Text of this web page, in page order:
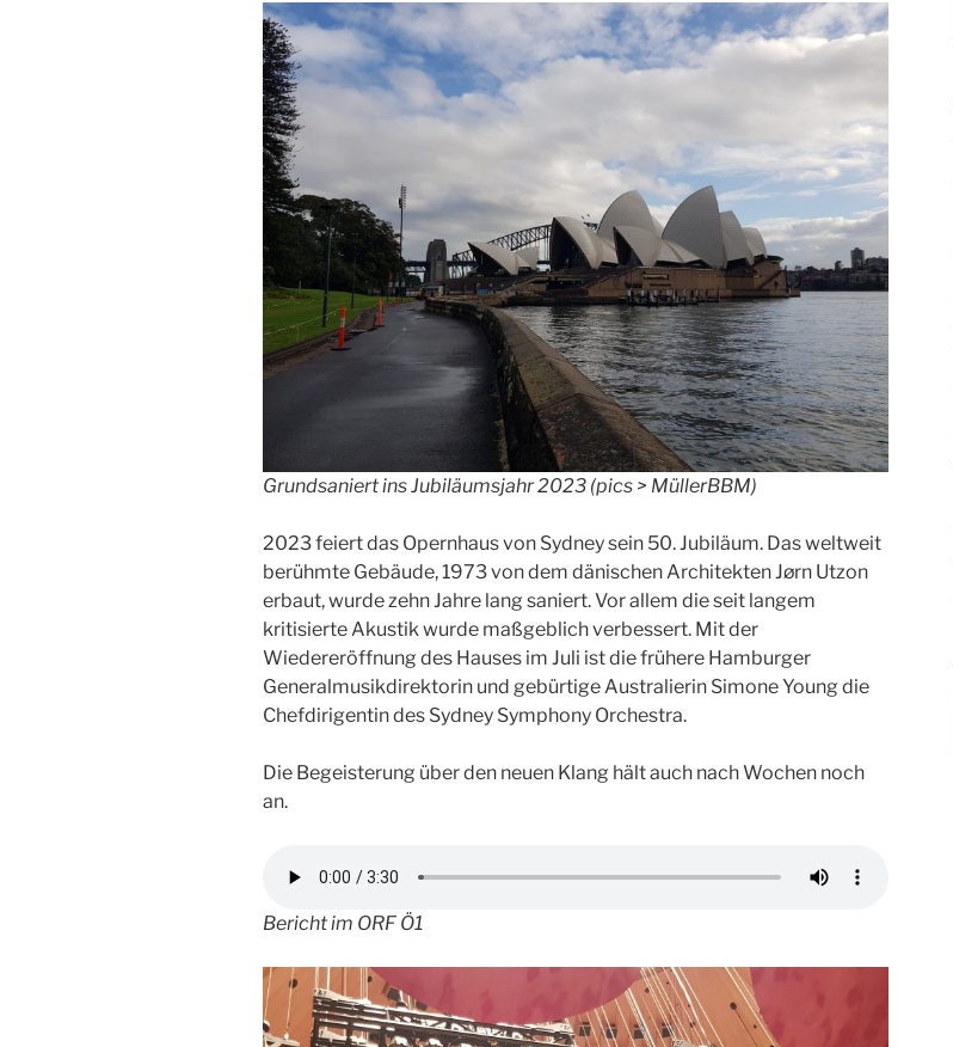
Grundsaniert ins Jubiläumsjahr 2023 (pics > MüllerBBM)
2023 feiert das Opernhaus von Sydney sein 50. Jubiläum. Das weltweit
berühmte Gebäude, 1973 von dem dänischen Architekten Jørn Utzon
erbaut, wurde zehn Jahre lang saniert. Vor allem die seit langem
kritisierte Akustik wurde maßgeblich verbessert. Mit der
Wiedereröffnung des Hauses im Juli ist die frühere Hamburger
Generalmusikdirektorin und gebürtige Australierin Simone Young die
Chefdirigentin des Sydney Symphony Orchestra.
Die Begeisterung über den neuen Klang hält auch nach Wochen noch
an.
Bericht im ORF Ö1